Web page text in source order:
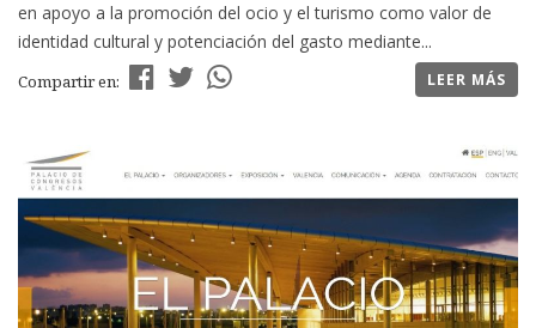
en apoyo a la promoción del ocio y el turismo como valor de
identidad cultural y potenciación del gasto mediante...
Compartir en: LEER MÁS